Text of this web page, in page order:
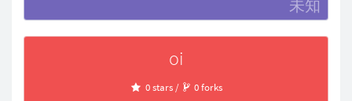
未知
oi
0 stars / 0 forks